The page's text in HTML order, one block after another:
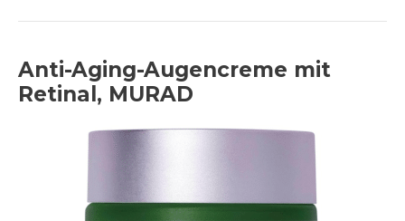
Anti-Aging-Augencreme mit
Retinal, MURAD